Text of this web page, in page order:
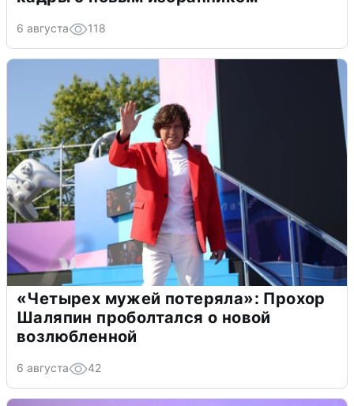
6 августа 118
«Четырех мужей потеряла»: Прохор
Шаляпин проболтался о новой
возлюбленной
6 августа 42